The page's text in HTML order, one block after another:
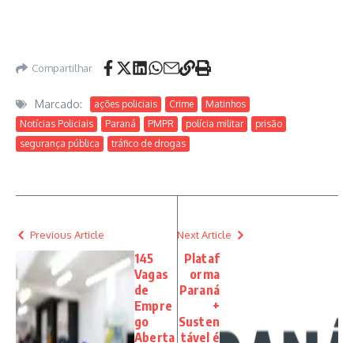
Compartilhar
Marcado: ações policiais Crime
Matinhos
Notícias Policiais
Paraná PMPR polícia militar
prisão
segurança pública
tráfico de drogas
Previous Article
145
Vagas
de
Empre
go
Aberta
Next Article
Plataf
orma
Paraná
+
Susten
tável é